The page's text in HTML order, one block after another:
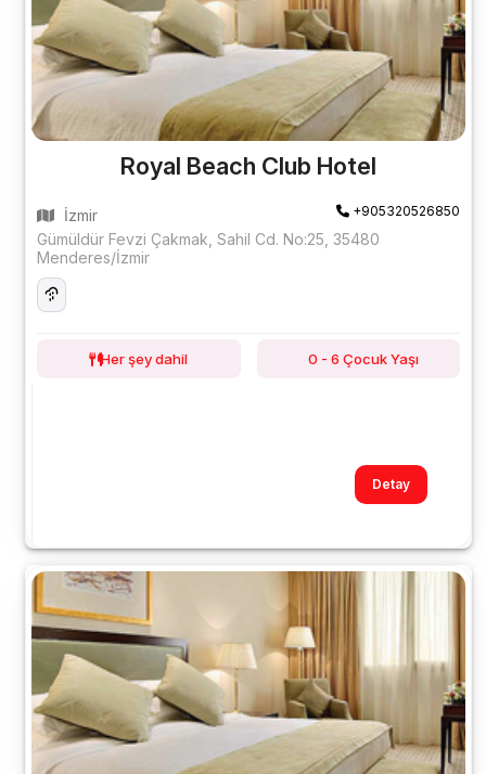
Royal Beach Club Hotel
İzmir +905320526850
Gümüldür Fevzi Çakmak, Sahil Cd. No:25, 35480
Menderes/İzmir
Her şey dahil 0 - 6 Çocuk Yaşı
Detay